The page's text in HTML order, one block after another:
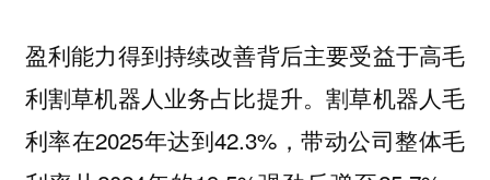
盈利能力得到持续改善背后主要受益于高毛
利割草机器人业务占比提升。割草机器人毛
利率在2025年达到42.3%，带动公司整体毛